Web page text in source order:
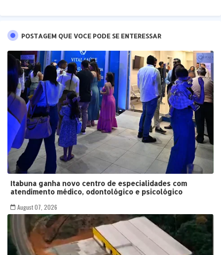
POSTAGEM QUE VOCE PODE SE ENTERESSAR
Itabuna ganha novo centro de especialidades com
atendimento médico, odontológico e psicológico
August 07, 2026